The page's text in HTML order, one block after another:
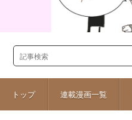
トップ 連載漫画一覧